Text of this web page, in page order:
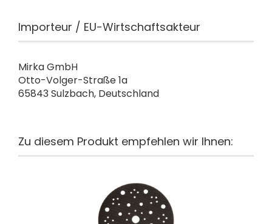
Importeur / EU-Wirtschaftsakteur
Mirka GmbH
Otto-Volger-Straße 1a
65843 Sulzbach, Deutschland
Zu diesem Produkt empfehlen wir Ihnen: